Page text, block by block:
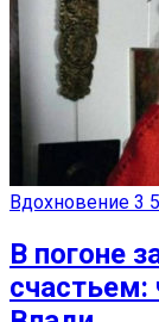
Вдохновение 3
В погоне